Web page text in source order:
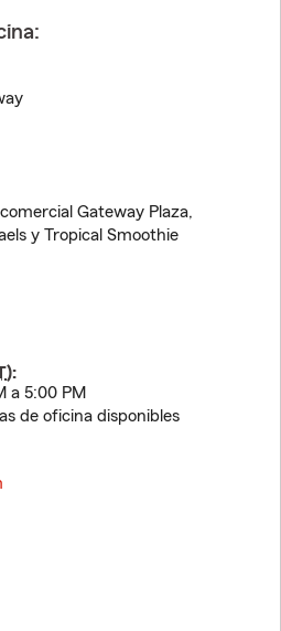
Gateway Plaza,
y Tropical Smoothie
):
a 5:00 PM
de oficina disponibles